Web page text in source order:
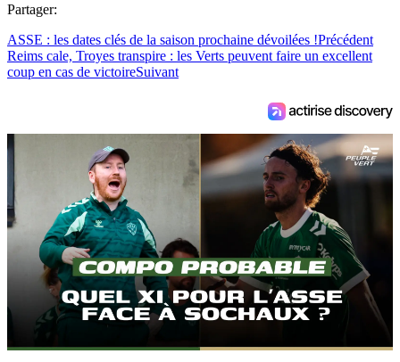
Partager:
ASSE : les dates clés de la saison prochaine dévoilées !Précédent
Reims cale, Troyes transpire : les Verts peuvent faire un excellent
coup en cas de victoireSuivant